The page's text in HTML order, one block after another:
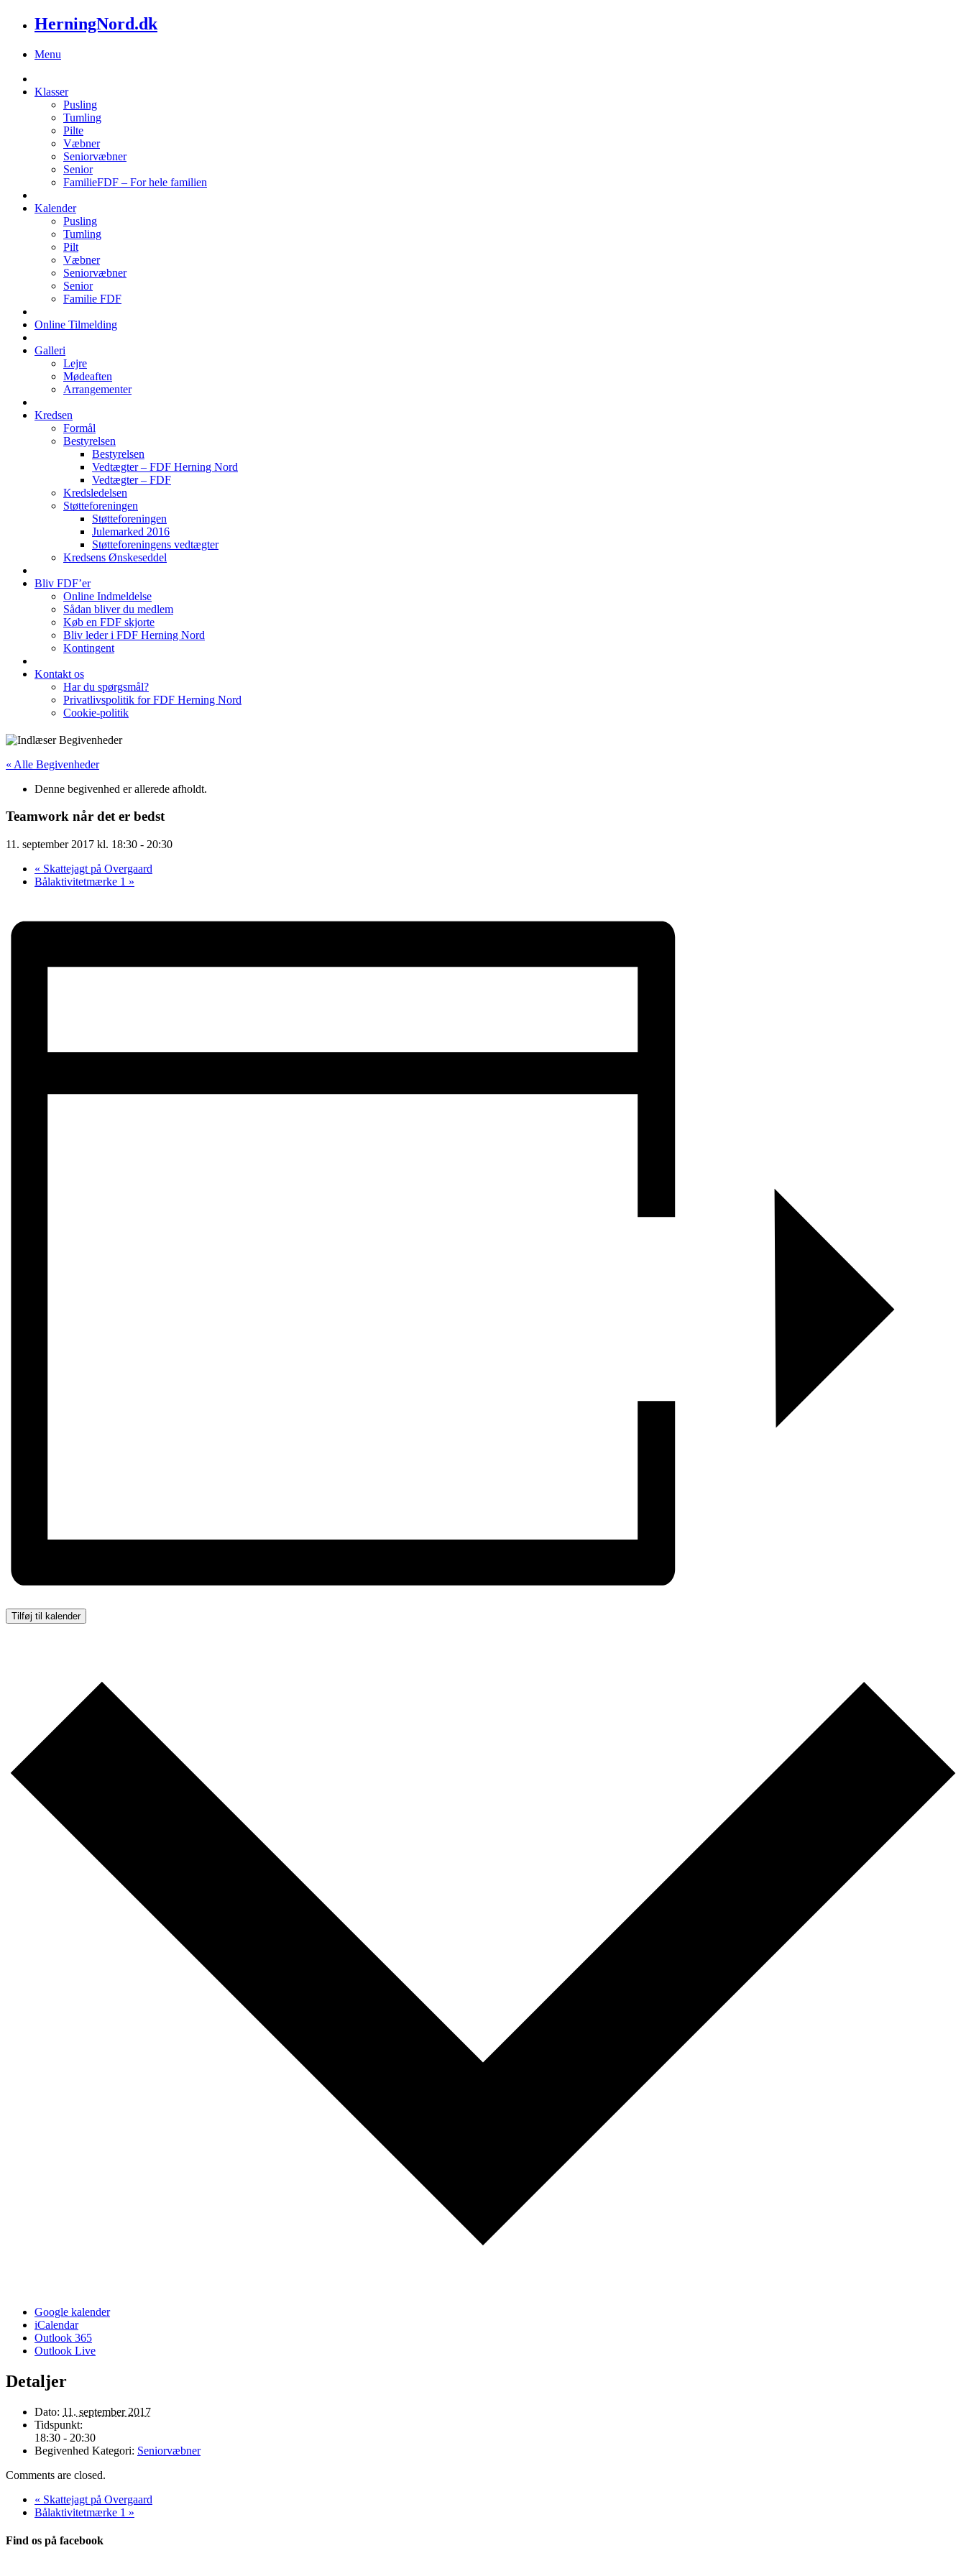
HerningNord.dk
Menu
Klasser
Pusling
Tumling
Pilte
Væbner
Seniorvæbner
Senior
FamilieFDF – For hele familien
Kalender
Pusling
Tumling
Pilt
Væbner
Seniorvæbner
Senior
Familie FDF
Online Tilmelding
Galleri
Lejre
Mødeaften
Arrangementer
Kredsen
Formål
Bestyrelsen
Bestyrelsen
Vedtægter – FDF Herning Nord
Vedtægter – FDF
Kredsledelsen
Støtteforeningen
Støtteforeningen
Julemarked 2016
Støtteforeningens vedtægter
Kredsens Ønskeseddel
Bliv FDF’er
Online Indmeldelse
Sådan bliver du medlem
Køb en FDF skjorte
Bliv leder i FDF Herning Nord
Kontingent
Kontakt os
Har du spørgsmål?
Privatlivspolitik for FDF Herning Nord
Cookie-politik
« Alle Begivenheder
Denne begivenhed er allerede afholdt.
Teamwork når det er bedst
11. september 2017 kl. 18:30 - 20:30
« Skattejagt på Overgaard
Bålaktivitetmærke 1 »
Tilføj til kalender
Google kalender
iCalendar
Outlook 365
Outlook Live
Detaljer
Dato: 11. september 2017
Tidspunkt:
18:30 - 20:30
Begivenhed Kategori: Seniorvæbner
Comments are closed.
« Skattejagt på Overgaard
Bålaktivitetmærke 1 »
Find os på facebook